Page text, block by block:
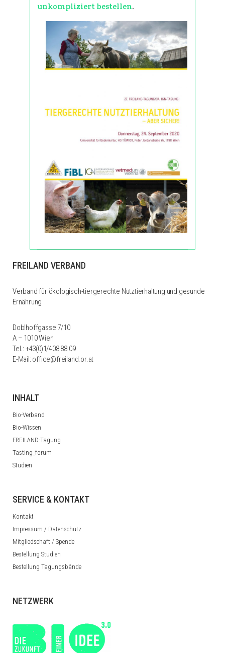
unkompliziert bestellen.
FREILAND VERBAND
Verband für ökologisch-tiergerechte Nutztierhaltung und gesunde
Ernährung
Doblhoffgasse 7/10
A – 1010 Wien
Tel.: +43(0)1/408 88 09
E-Mail: office@freiland.or.at
INHALT
Bio-Verband
Bio-Wissen
FREILAND-Tagung
Tasting_forum
Studien
SERVICE & KONTAKT
Kontakt
Impressum / Datenschutz
Mitgliedschaft / Spende
Bestellung Studien
Bestellung Tagungsbände
NETZWERK